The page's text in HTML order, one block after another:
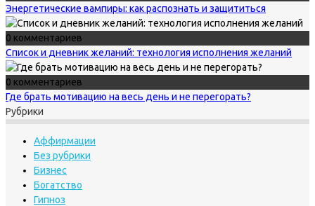
Энергетические вампиры: как распознать и защититься
0 комментариев
Список и дневник желаний: технология исполнения желаний
0 комментариев
Где брать мотивацию на весь день и не перегорать?
Рубрики
Аффирмации
Без рубрики
Бизнес
Богатство
Гипноз